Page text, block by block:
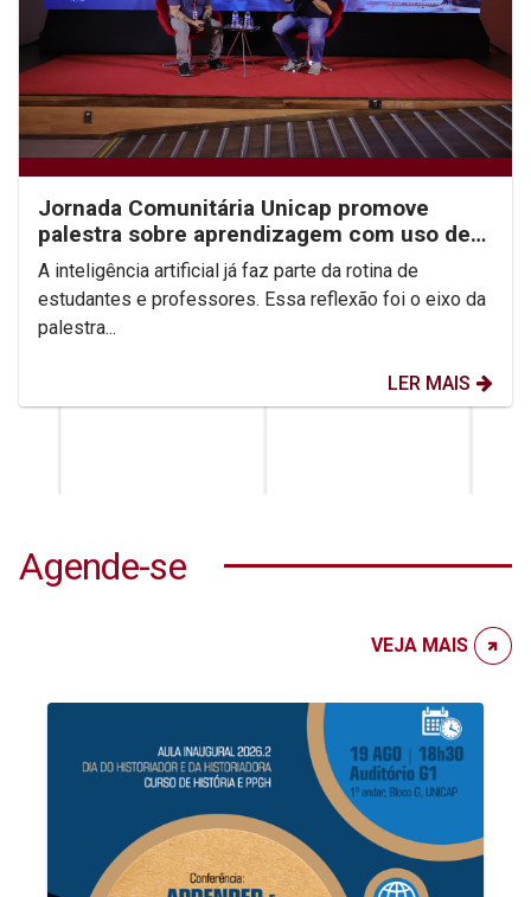
Jornada Comunitária Unicap promove
palestra sobre aprendizagem com uso de
IA
A inteligência artificial já faz parte da rotina de
estudantes e professores. Essa reflexão foi o eixo da
palestra...
LER MAIS
Agende-se
VEJA MAIS